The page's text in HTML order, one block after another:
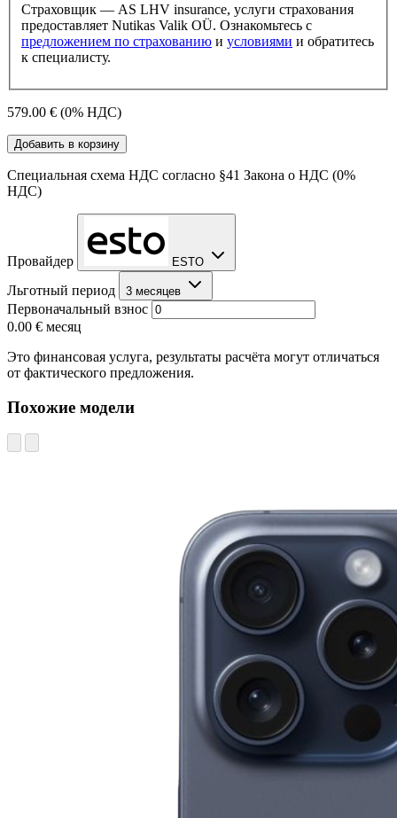
Страховщик — AS LHV insurance, услуги страхования
предоставляет Nutikas Valik OÜ. Ознакомьтесь с
предложением по страхованию и условиями и обратитесь
к специалисту.
579.00 € (0% НДС)
Добавить в корзину
Специальная схема НДС согласно §41 Закона о НДС (0%
НДС)
Провайдер ESTO
Льготный период 3 месяцев
Первоначальный взнос
0.00 € месяц
Это финансовая услуга, результаты расчёта могут отличаться
от фактического предложения.
Похожие модели